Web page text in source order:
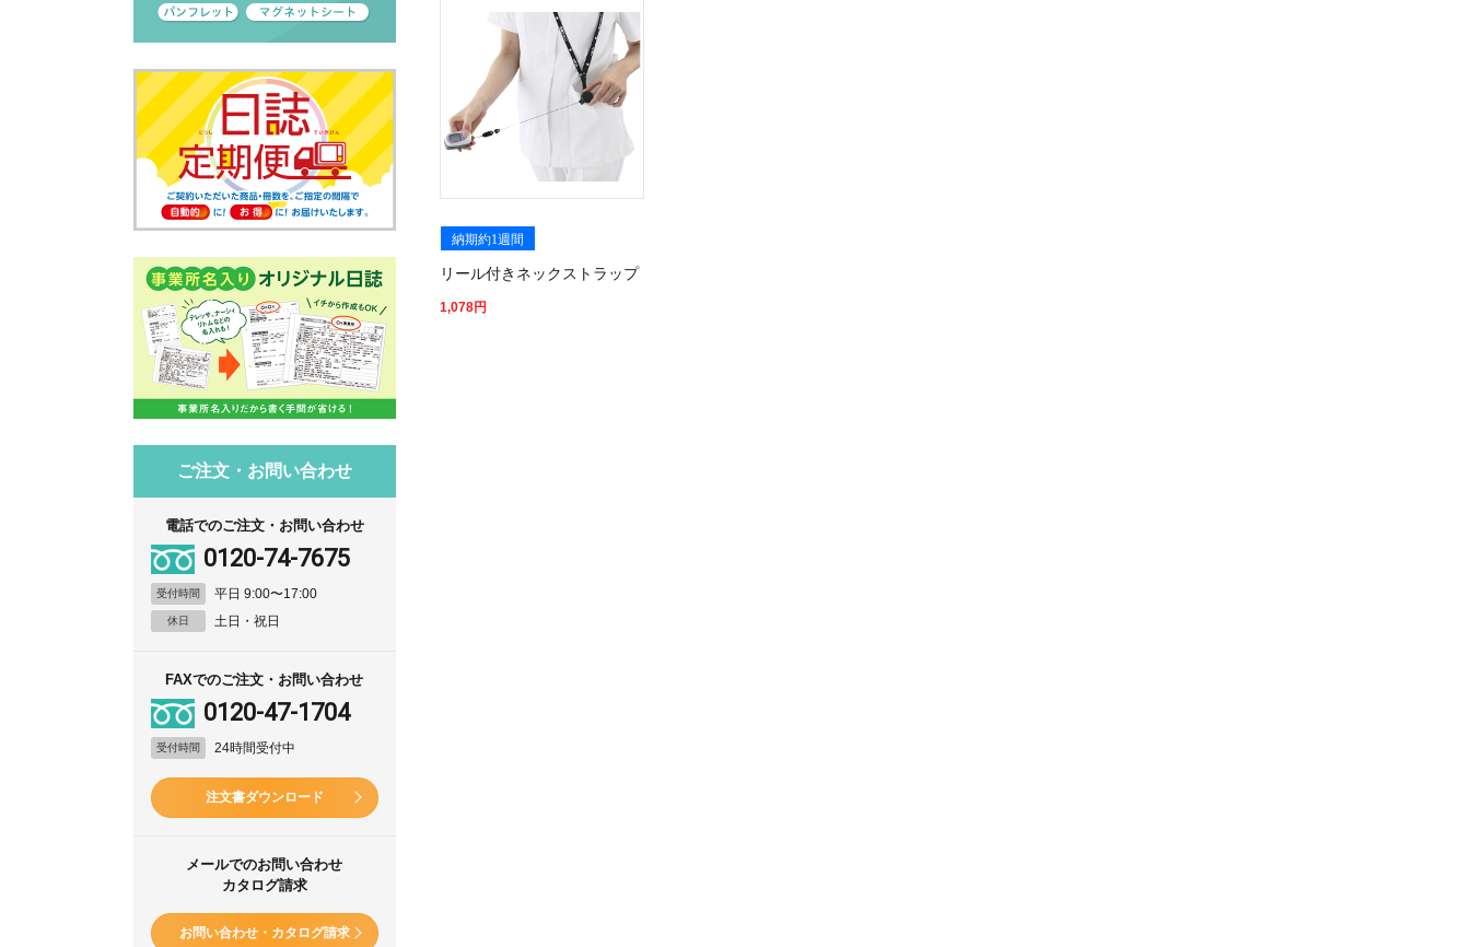
ご注文・お問い合わせ
電話でのご注文・お問い合わせ
0120-74-7675
受付時間 平日 9:00〜17:00
休日 土日・祝日
FAXでのご注文・お問い合わせ
0120-47-1704
受付時間 24時間受付中
注文書ダウンロード
メールでのお問い合わせ
カタログ請求
お問い合わせ・カタログ請求
納期約1週間
リール付きネックストラップ
1,078円